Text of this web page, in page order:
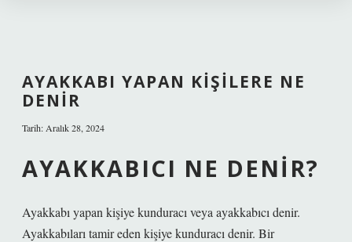
AYAKKABI YAPAN KIŞILERE NE
DENIR
Tarih: Aralık 28, 2024
AYAKKABICI NE DENIR?
Ayakkabı yapan kişiye kunduracı veya ayakkabıcı denir.
Ayakkabıları tamir eden kişiye kunduracı denir. Bir